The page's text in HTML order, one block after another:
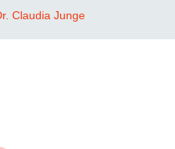
Claudia Junge